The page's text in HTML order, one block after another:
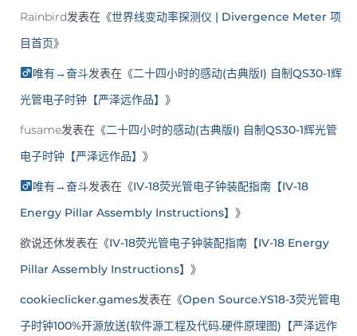
Rainbird发表在《世界线变动率探测仪 | Divergence Meter 项
目首页》
唯有→奋斗发表在《二十四小时的感动(古典版I) 自制QS30-1辉
光管电子时钟【严泽远作品】 》
fusame发表在《二十四小时的感动(古典版I) 自制QS30-1辉光管
电子时钟【严泽远作品】 》
唯有→奋斗发表在《IV-18荧光管电子钟装配指南【IV-18
Energy Pillar Assembly Instructions】 》
欲说还休发表在《IV-18荧光管电子钟装配指南【IV-18 Energy
Pillar Assembly Instructions】 》
cookieclicker.games发表在《Open Source.YS18-3荧光管电
子时钟100%开源放送(软件源工程及代码.硬件原理图)【严泽远作